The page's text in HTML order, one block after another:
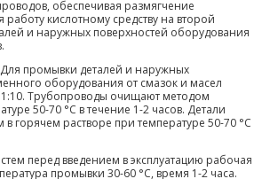
обеспечивая размягчение
работу кислотному средству на второй
и наружных поверхностей оборудования
промывки деталей и наружных
оборудования от смазок и масел
Трубопроводы очищают методом
50-70 °С в течение 1-2 часов. Детали
горячем растворе при температуре 50-70 °С
перед введением в эксплуатацию рабочая
промывки 30-60 °С, время 1-2 часа.